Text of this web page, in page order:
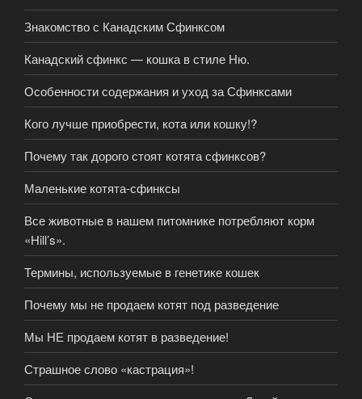
Знакомство с Канадским Сфинксом
Канадский сфинкс — кошка в стиле Ню.
Особенности содержания и уход за Сфинксами
Кого лучше приобрести, кота или кошку!?
Почему так дорого стоят котята сфинксов?
Маленькие котята-сфинксы
Все животные в нашем питомнике потребляют корм
«Hill’s».
Термины, используемые в генетике кошек
Почему мы не продаем котят под разведение
Мы НЕ продаем котят в разведение!
Страшное слово «кастрация»!